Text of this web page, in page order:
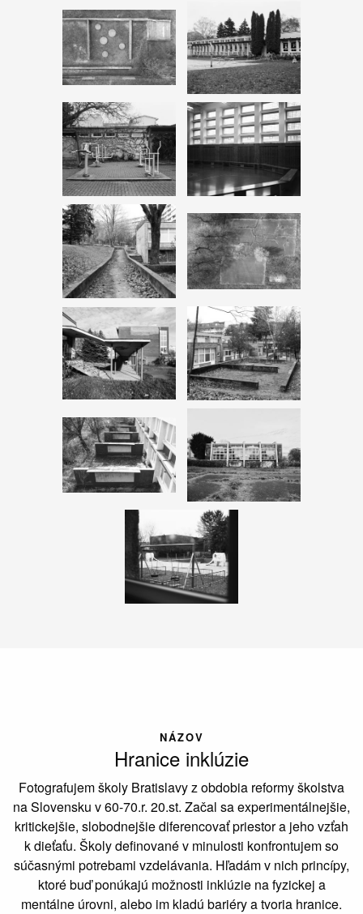
NÁZOV
Hranice inklúzie
Fotografujem školy Bratislavy z obdobia reformy školstva
na Slovensku v 60-70.r. 20.st. Začal sa experimentálnejšie,
kritickejšie, slobodnejšie diferencovať priestor a jeho vzťah
k dieťaťu. Školy definované v minulosti konfrontujem so
súčasnými potrebami vzdelávania. Hľadám v nich princípy,
ktoré buď ponúkajú možnosti inklúzie na fyzickej a
mentálne úrovni, alebo im kladú bariéry a tvoria hranice.